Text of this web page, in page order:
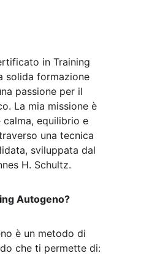
in Training
solida formazione
passione per il
La mia missione è
equilibrio e
una tecnica
sviluppata dal
H. Schultz.
Autogeno?
è un metodo di
che ti permette di: